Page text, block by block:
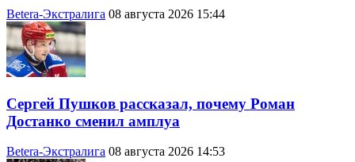
Betera-Экстралига 08 августа 2026 15:44
Сергей Пушков рассказал, почему Роман
Достанко сменил амплуа
Betera-Экстралига 08 августа 2026 14:53